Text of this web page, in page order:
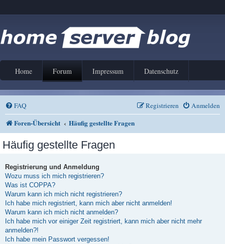
Home Forum Impressum Datenschutz
FAQ Anmelden
Registrieren
Foren-Übersicht Häufig gestellte Fragen
Häufig gestellte Fragen
Registrierung und Anmeldung
Wozu muss ich mich registrieren?
Was ist COPPA?
Warum kann ich mich nicht registrieren?
Ich habe mich registriert, kann mich aber nicht anmelden!
Warum kann ich mich nicht anmelden?
Ich habe mich vor einiger Zeit registriert, kann mich aber nicht mehr
anmelden?!
Ich habe mein Passwort vergessen!